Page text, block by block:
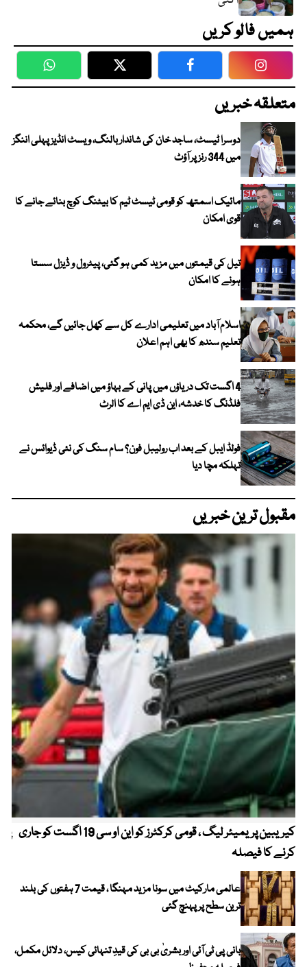
ہمیں فالو کریں
WhatsApp Twitter Facebook
متعلقہ خبریں
دوسرا ٹیسٹ، ساجد خان کی شاندار بالنگ، ویسٹ انڈیز پہلی اننگز
میں 344 رنز پر آؤٹ
مائیک اسمتھ کو قومی ٹیسٹ ٹیم کا بیٹنگ کوچ بنائے جانے کا
قوی امکان
تیل کی قیمتوں میں مزید کمی ہو گئی، پیٹرول و ڈیزل سستا
ہونے کا امکان
اسلام آباد میں تعلیمی ادارے کل سے کھل جائیں گے، محکمہ
تعلیم سندھ کا بھی اہم اعلان
4 اگست تک دریاؤں میں پانی کے بہاؤ میں اضافے اور فلیش
فلڈنگ کا خدشہ، این ڈی ایم اے کا الرٹ
فولڈ ایبل کے بعد اب رولیبل فون؟ سام سنگ کی نئی ڈیوائس نے
تہلکہ مچا دیا
مقبول ترین خبریں
کیریبین پریمیئر لیگ ، قومی کرکٹرز کو این او سی 19 اگست کو جاری
کرنے کا فیصلہ
عالمی مارکیٹ میں سونا مزید مہنگا ، قیمت 7 ہفتوں کی بلند
ترین سطح پر پہنچ گئی
بانی پی ٹی آئی اور بشریٰ بی بی کی قیدِ تنہائی کیس، دلائل مکمل،